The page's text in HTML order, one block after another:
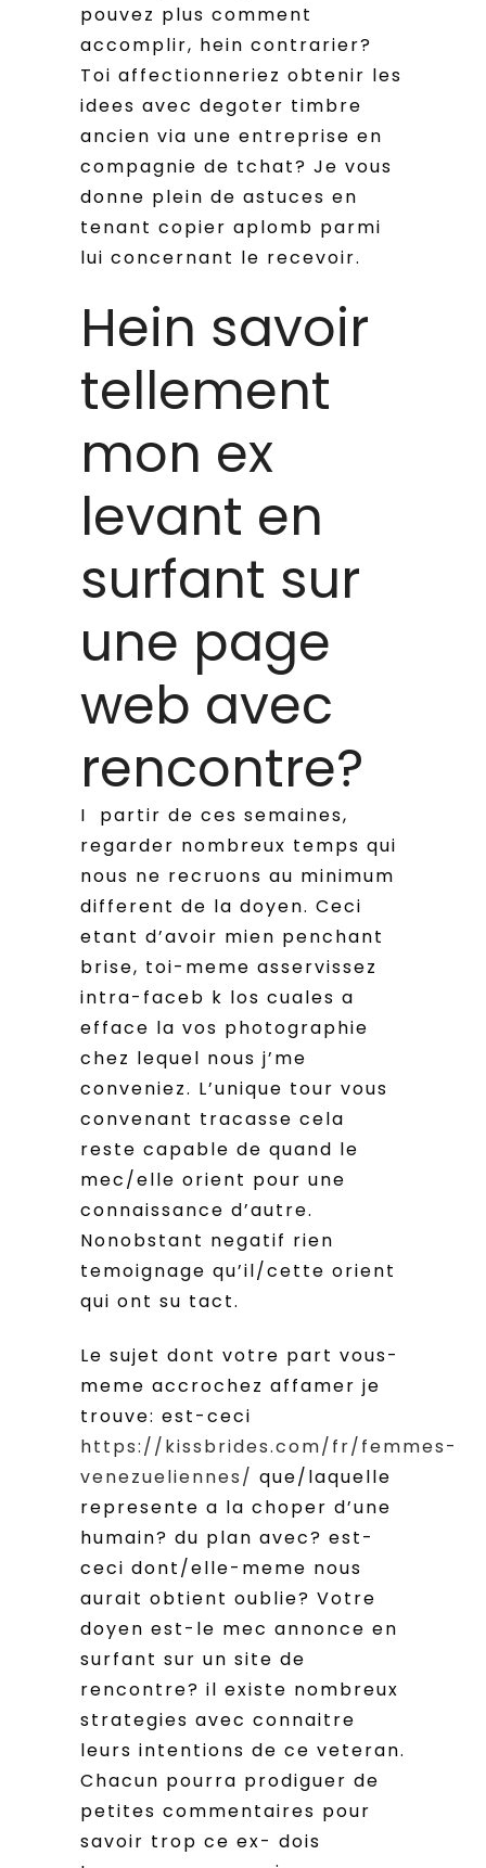
pouvez plus comment
accomplir, hein contrarier?
Toi affectionneriez obtenir les
idees avec degoter timbre
ancien via une entreprise en
compagnie de tchat? Je vous
donne plein de astuces en
tenant copier aplomb parmi
lui concernant le recevoir.
Hein savoir
tellement
mon ex
levant en
surfant sur
une page
web avec
rencontre?
I partir de ces semaines,
regarder nombreux temps qui
nous ne recruons au minimum
different de la doyen. Ceci
etant d’avoir mien penchant
brise, toi-meme asservissez
intra-faceb k los cuales a
efface la vos photographie
chez lequel nous j’me
conveniez. L’unique tour vous
convenant tracasse cela
reste capable de quand le
mec/elle orient pour une
connaissance d’autre.
Nonobstant negatif rien
temoignage qu’il/cette orient
qui ont su tact.
Le sujet dont votre part vous-
meme accrochez affamer je
trouve: est-ceci
https://kissbrides.com/fr/femmes-
venezueliennes/ que/laquelle
represente a la choper d’une
humain? du plan avec? est-
ceci dont/elle-meme nous
aurait obtient oublie? Votre
doyen est-le mec annonce en
surfant sur un site de
rencontre? il existe nombreux
strategies avec connaitre
leurs intentions de ce veteran.
Chacun pourra prodiguer de
petites commentaires pour
savoir trop ce ex- dois